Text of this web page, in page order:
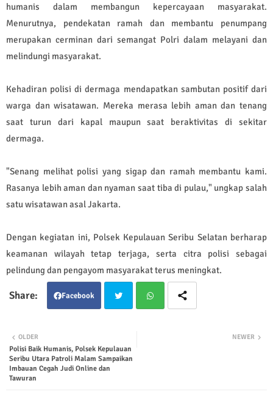
humanis dalam membangun kepercayaan masyarakat.
Menurutnya, pendekatan ramah dan membantu penumpang
merupakan cerminan dari semangat Polri dalam melayani dan
melindungi masyarakat.
Kehadiran polisi di dermaga mendapatkan sambutan positif dari
warga dan wisatawan. Mereka merasa lebih aman dan tenang
saat turun dari kapal maupun saat beraktivitas di sekitar
dermaga.
"Senang melihat polisi yang sigap dan ramah membantu kami.
Rasanya lebih aman dan nyaman saat tiba di pulau," ungkap salah
satu wisatawan asal Jakarta.
Dengan kegiatan ini, Polsek Kepulauan Seribu Selatan berharap
keamanan wilayah tetap terjaga, serta citra polisi sebagai
pelindung dan pengayom masyarakat terus meningkat.
Facebook
ter
NEWER
OLDER
Polisi Baik Humanis, Polsek Kepulauan
Seribu Utara Patroli Malam Sampaikan
Imbauan Cegah Judi Online dan
Tawuran